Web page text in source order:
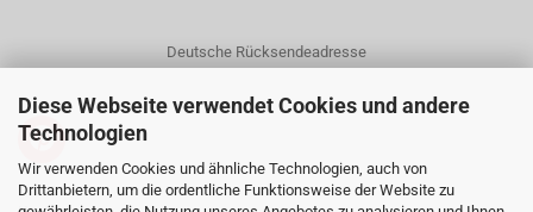
Diese Webseite verwendet Cookies und andere
Technologien
Wir verwenden Cookies und ähnliche Technologien, auch von
Drittanbietern, um die ordentliche Funktionsweise der Website zu
Deutsche Rücksendeadresse